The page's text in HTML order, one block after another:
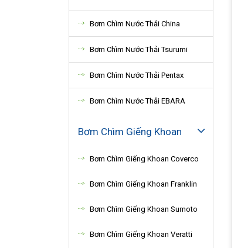
Bơm Chìm Nước Thải China
Bơm Chìm Nước Thải Tsurumi
Bơm Chìm Nước Thải Pentax
Bơm Chìm Nước Thải EBARA
Bơm Chìm Giếng Khoan
Bơm Chìm Giếng Khoan Coverco
Bơm Chìm Giếng Khoan Franklin
Bơm Chìm Giếng Khoan Sumoto
Bơm Chìm Giếng Khoan Veratti